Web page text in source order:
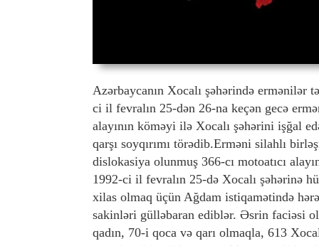
Azərbaycanın Xocalı şəhərində ermənilər
ci il fevralın 25-dən 26-na keçən gecə
alayının köməyi ilə Xocalı şəhərini işğal
qarşı soyqırımı törədib.Erməni silahlı
dislokasiya olunmuş 366-cı motoatıcı
1992-ci il fevralın 25-də Xocalı şəhərinə
xilas olmaq üçün Ağdam istiqamətində
sakinləri gülləbaran ediblər. Əsrin faciəsi
qadın, 70-i qoca və qarı olmaqla, 613